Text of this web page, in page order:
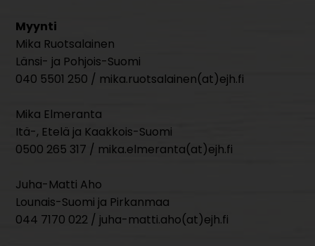
Myynti
Mika Ruotsalainen
Länsi- ja Pohjois-Suomi
040 5501 250 / mika.ruotsalainen(at)ejh.fi
Mika Elmeranta
Itä-, Etelä ja Kaakkois-Suomi
0500 265 317 / mika.elmeranta(at)ejh.fi
Juha-Matti Aho
Lounais-Suomi ja Pirkanmaa
044 7170 022 / juha-matti.aho(at)ejh.fi